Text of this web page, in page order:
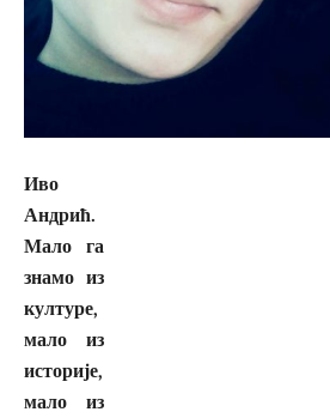
Иво
Андрић.
Мало га
знамо из
културе,
мало из
историје,
мало из